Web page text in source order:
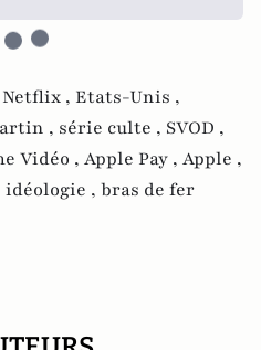
Netflix , Etats-Unis ,
, série culte , SVOD ,
Vidéo , Apple Pay , Apple ,
idéologie , bras de fer